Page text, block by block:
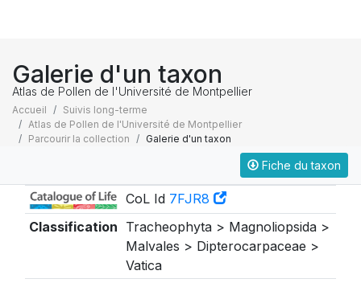
Galerie d'un taxon
Atlas de Pollen de l'Université de Montpellier
Accueil
Suivis long-terme
Atlas de Pollen de l'Université de Montpellier
Parcourir la collection
Galerie d'un taxon
Fiche du taxon
CoL Id 7FJR8
Classification Tracheophyta > Magnoliopsida >
Malvales > Dipterocarpaceae >
Vatica